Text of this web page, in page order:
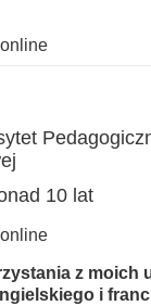
10 lat
z moich
i